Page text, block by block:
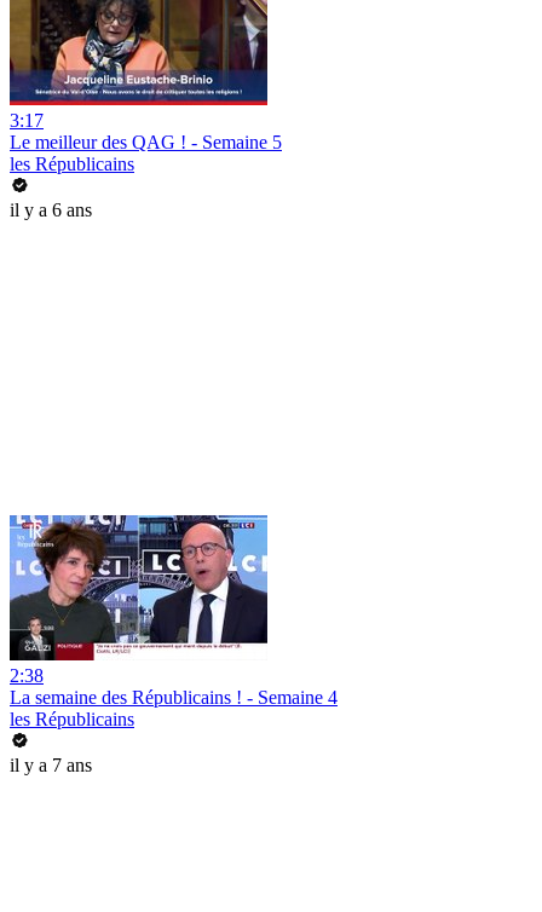
3:17
Le meilleur des QAG ! - Semaine 5
les Républicains
il y a 6 ans
2:38
La semaine des Républicains ! - Semaine 4
les Républicains
il y a 7 ans